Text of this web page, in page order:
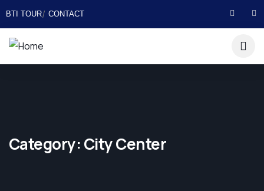
BTI TOUR CONTACT
Category:City Center